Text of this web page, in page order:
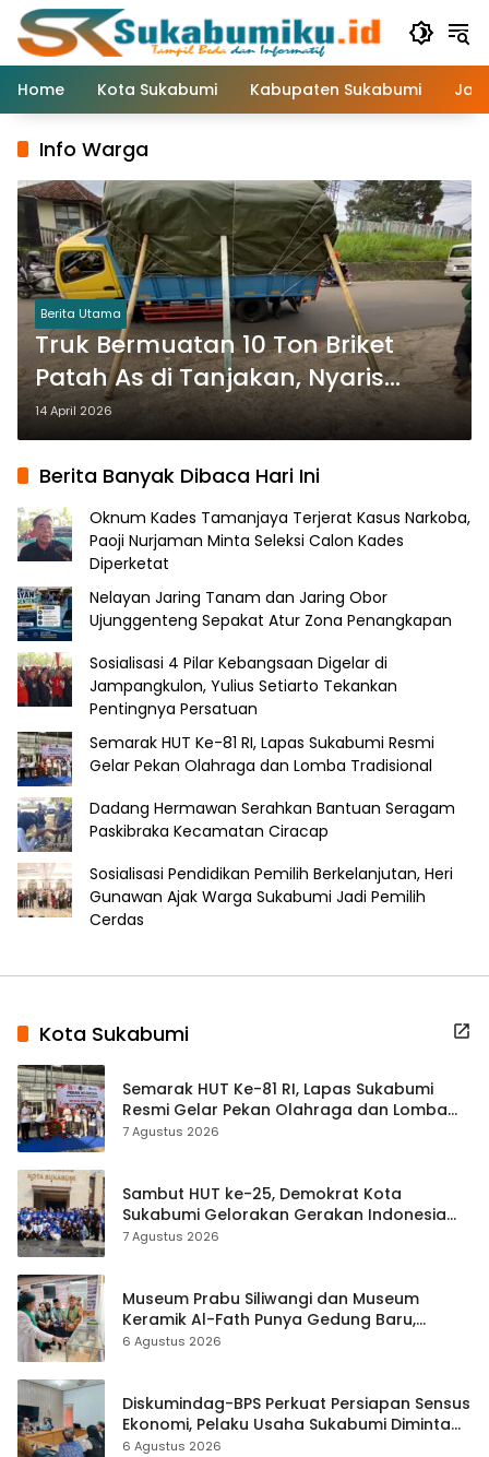
Langsung
konten
Home
Kota Sukabumi Kabupaten Sukabumi
Info Warga
Berita Utama
Truk Bermuatan 10 Ton Briket
Patah As di Tanjakan, Nyaris
Terguling di Nagrak–Cibadak
14 April 2026
Berita Banyak Dibaca Hari Ini
Oknum Kades Tamanjaya Terjerat Kasus Narkoba,
Paoji Nurjaman Minta Seleksi Calon Kades
Diperketat
Nelayan Jaring Tanam dan Jaring Obor
Ujunggenteng Sepakat Atur Zona Penangkapan
Sosialisasi 4 Pilar Kebangsaan Digelar di
Jampangkulon, Yulius Setiarto Tekankan
Pentingnya Persatuan
Semarak HUT Ke-81 RI, Lapas Sukabumi Resmi
Gelar Pekan Olahraga dan Lomba Tradisional
Dadang Hermawan Serahkan Bantuan Seragam
Paskibraka Kecamatan Ciracap
Sosialisasi Pendidikan Pemilih Berkelanjutan, Heri
Gunawan Ajak Warga Sukabumi Jadi Pemilih
Cerdas
Kota Sukabumi
Semarak HUT Ke-81 RI, Lapas Sukabumi
Resmi Gelar Pekan Olahraga dan Lomba
Tradisional
7 Agustus 2026
Sambut HUT ke-25, Demokrat Kota
Sukabumi Gelorakan Gerakan Indonesia
ASRI Lewat Aksi Bersih Masjid Agung
7 Agustus 2026
Museum Prabu Siliwangi dan Museum
Keramik Al-Fath Punya Gedung Baru,
Hampir 500 Koleksi Dipisahkan
6 Agustus 2026
Diskumindag-BPS Perkuat Persiapan Sensus
Ekonomi, Pelaku Usaha Sukabumi Diminta
Terbuka Beri Data
6 Agustus 2026